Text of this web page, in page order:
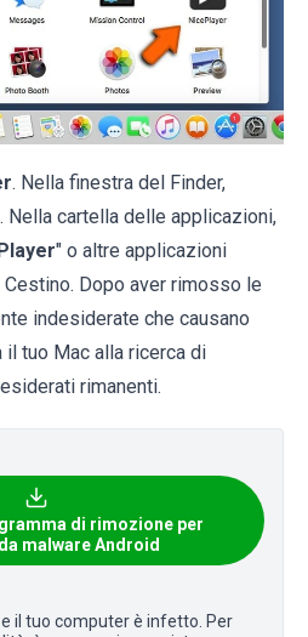
. Nella finestra del Finder,
Nella cartella delle applicazioni,
" o altre applicazioni
Dopo aver rimosso le
indesiderate che causano
il tuo Mac alla ricerca di
rimanenti.
di rimozione per
malware Android
il tuo computer è infetto. Per